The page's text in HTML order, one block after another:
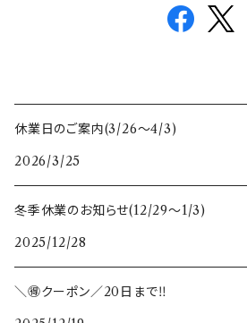
休業日のご案内(3/26〜4/3)
2026/3/25
冬季休業のお知らせ(12/29〜1/3)
2025/12/28
＼🉐クーポン／20日まで‼️